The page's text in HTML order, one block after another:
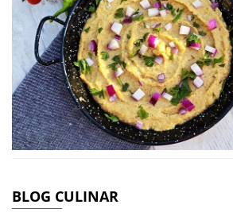
BLOG CULINAR